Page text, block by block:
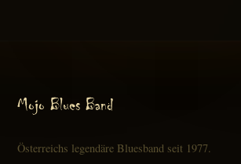
Mojo Blues Band
Österreichs legendäre Bluesband seit 1977.